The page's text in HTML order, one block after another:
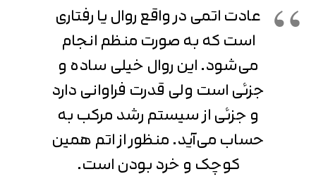
عادت اتمی در واقع روال یا رفتاری
است که به صورت منظم انجام
می‌شود. این روال خیلی ساده و
جزئی است ولی قدرت فراوانی دارد
و جزئی از سیستم رشد مرکب به
حساب می‌آید. منظور از اتم همین
کوچک و خرد بودن است.